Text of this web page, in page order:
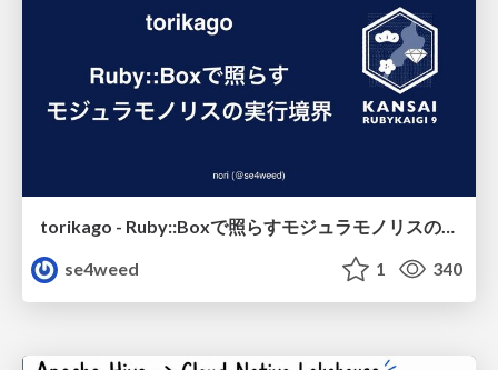
torikago - Ruby::Boxで照らすモジュラモノリスの実行境界
se4weed
1 340